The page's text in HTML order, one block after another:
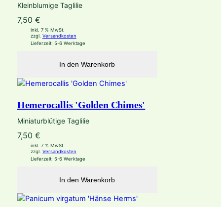
Kleinblumige Taglilie
7,50 €
inkl. 7 % MwSt.
zzgl. Versandkosten
Lieferzeit: 5-6 Werktage
In den Warenkorb
Hemerocallis 'Golden Chimes'
Miniaturblütige Taglilie
7,50 €
inkl. 7 % MwSt.
zzgl. Versandkosten
Lieferzeit: 5-6 Werktage
In den Warenkorb